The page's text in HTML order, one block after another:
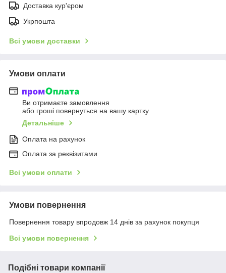
Доставка кур'єром
Укрпошта
Всі умови доставки
Умови оплати
Ви отримаєте замовлення
або гроші повернуться на вашу картку
Детальніше
Оплата на рахунок
Оплата за реквізитами
Всі умови оплати
Умови повернення
Повернення товару впродовж 14 днів за рахунок покупця
Всі умови повернення
Подібні товари компанії